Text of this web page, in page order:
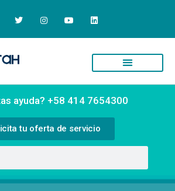
ayuda? +58 414 7654300
tu oferta de servicio